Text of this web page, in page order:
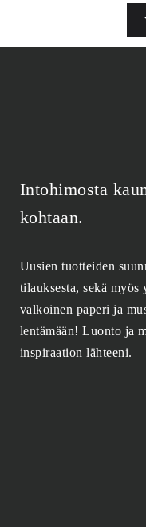
Intohimosta
kohtaan.
Uusien tuotteiden
tilauksesta, sekä
valkoinen paperi ja
lentämään! Luonto ja
inspiraation lähteeni.